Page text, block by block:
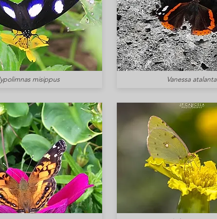
misippus Vanessa atalanta